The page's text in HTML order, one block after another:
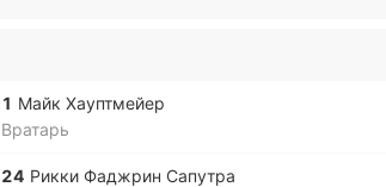
1 Майк Хау­птмейер
Вратарь
24 Рикки Фа­джрин Са­пу­тра